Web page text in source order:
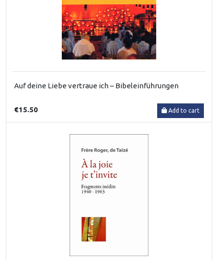
Auf deine Liebe vertraue ich – Bibeleinführungen
€15.50 Add to cart